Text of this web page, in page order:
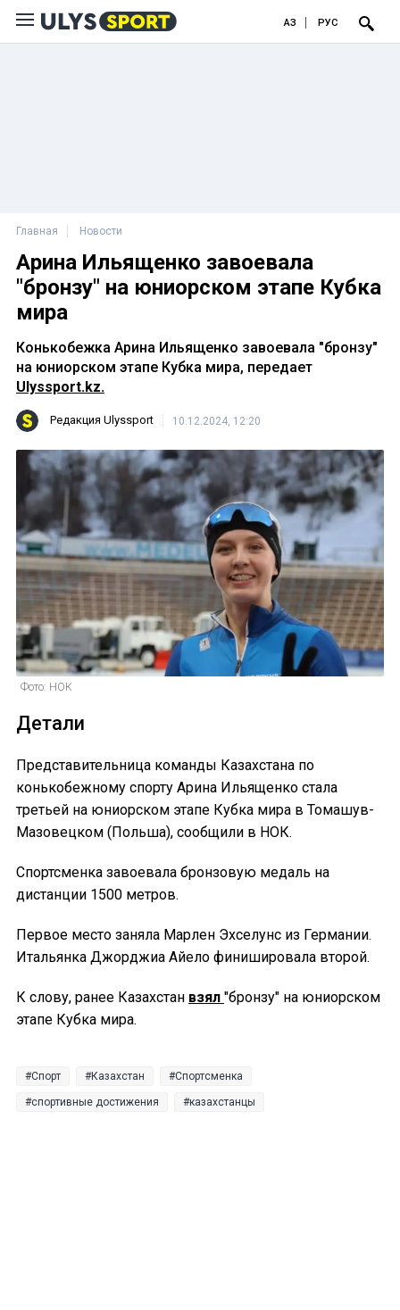
ҚАЗ РУС
Главная Новости
Арина Ильященко завоевала
"бронзу" на юниорском этапе Кубка
мира
Конькобежка Арина Ильященко завоевала "бронзу"
на юниорском этапе Кубка мира, передает
Ulyssport.kz.
Редакция Ulyssport 10.12.2024, 12:20
Фото: НОК
Детали
Представительница команды Казахстана по
конькобежному спорту Арина Ильященко стала
третьей на юниорском этапе Кубка мира в Томашув-
Мазовецком (Польша), сообщили в НОК.
Спортсменка завоевала бронзовую медаль на
дистанции 1500 метров.
Первое место заняла Марлен Эхселунс из Германии.
Итальянка Джорджиа Айело финишировала второй.
К слову, ранее Казахстан взял "бронзу" на юниорском
этапе Кубка мира.
Спорт Казахстан Спортсменка
спортивные достижения казахстанцы